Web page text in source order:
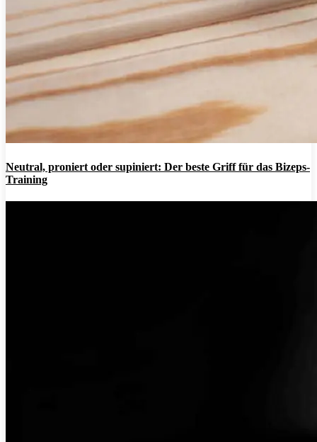
Neutral, proniert oder supiniert: Der beste Griff für das Bizeps-
Training